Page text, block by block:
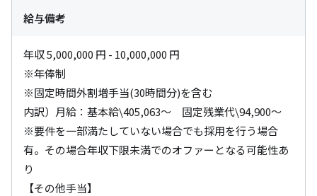
給与備考
年収 5,000,000 円 - 10,000,000 円
※年俸制
※固定時間外割増手当(30時間分)を含む
内訳）月給：基本給\405,063～　固定残業代\94,900～
※要件を一部満たしていない場合でも採用を行う場合
有。その場合年収下限未満でのオファーとなる可能性あ
り
【その他手当】